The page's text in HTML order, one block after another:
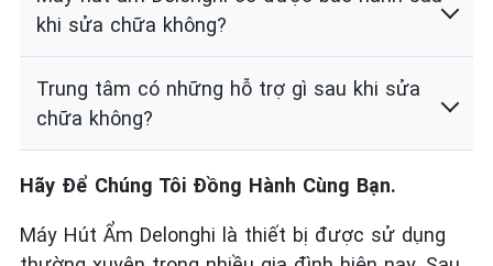
khi sửa chữa không?
Trung tâm có những hỗ trợ gì sau khi sửa
chữa không?
Hãy Để Chúng Tôi Đồng Hành Cùng Bạn.
Máy Hút Ẩm Delonghi là thiết bị được sử dụng